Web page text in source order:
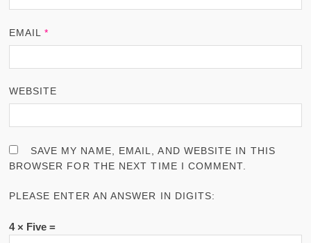
EMAIL*
WEBSITE
SAVE MY NAME, EMAIL, AND WEBSITE IN THIS
BROWSER FOR THE NEXT TIME I COMMENT.
PLEASE ENTER AN ANSWER IN DIGITS:
4 × Five =